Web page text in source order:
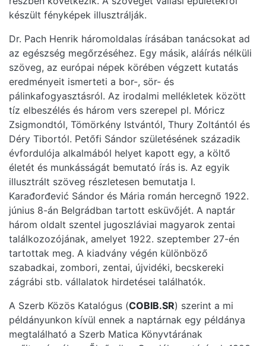
készült fényképek illusztrálják.
Dr. Pach Henrik háromoldalas írásában tanácsokat ad
az egészség megőrzéséhez. Egy másik, aláírás nélküli
szöveg, az európai népek körében végzett kutatás
eredményeit ismerteti a bor-, sör- és
pálinkafogyasztásról. Az irodalmi mellékletek között
tíz elbeszélés és három vers szerepel pl. Móricz
Zsigmondtól, Tömörkény Istvántól, Thury Zoltántól és
Déry Tibortól. Petőfi Sándor születésének századik
évfordulója alkalmából helyet kapott egy, a költő
életét és munkásságát bemutató írás is. Az egyik
illusztrált szöveg részletesen bemutatja I.
Karađorđević Sándor és Mária román hercegnő 1922.
június 8-án Belgrádban tartott esküvőjét. A naptár
három oldalt szentel jugoszláviai magyarok zentai
találkozozójának, amelyet 1922. szeptember 27-én
tartottak meg. A kiadvány végén különböző
szabadkai, zombori, zentai, újvidéki, becskereki
zágrábi stb. vállalatok hirdetései találhatók.
A Szerb Közös Katalógus (COBIB.SR) szerint a mi
példányunkon kívül ennek a naptárnak egy példánya
megtalálható a Szerb Matica Könyvtárának